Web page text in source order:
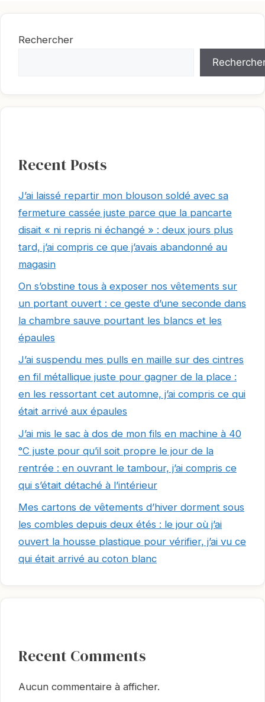
Rechercher
Recent Posts
J’ai laissé repartir mon blouson soldé avec sa
fermeture cassée juste parce que la pancarte
disait « ni repris ni échangé » : deux jours plus
tard, j’ai compris ce que j’avais abandonné au
magasin
On s’obstine tous à exposer nos vêtements sur
un portant ouvert : ce geste d’une seconde dans
la chambre sauve pourtant les blancs et les
épaules
J’ai suspendu mes pulls en maille sur des cintres
en fil métallique juste pour gagner de la place :
en les ressortant cet automne, j’ai compris ce qui
était arrivé aux épaules
J’ai mis le sac à dos de mon fils en machine à 40
°C juste pour qu’il soit propre le jour de la
rentrée : en ouvrant le tambour, j’ai compris ce
qui s’était détaché à l’intérieur
Mes cartons de vêtements d’hiver dorment sous
les combles depuis deux étés : le jour où j’ai
ouvert la housse plastique pour vérifier, j’ai vu ce
qui était arrivé au coton blanc
Recent Comments
Aucun commentaire à afficher.